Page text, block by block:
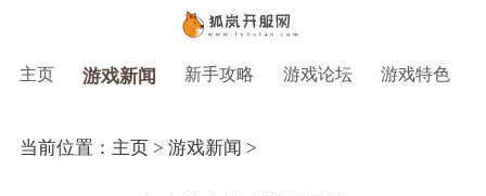
主页 游戏新闻 新手攻略 游戏论坛 游戏特色
当前位置： 主页> 游戏新闻 >